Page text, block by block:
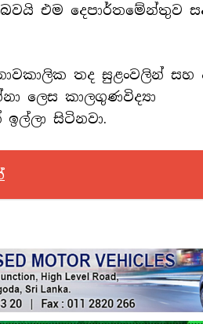
එම දෙපාර්තමේන්තුව
තද සුළංවලින්
ලෙස කාලගුණවිද්‍යා
සිටිනවා.